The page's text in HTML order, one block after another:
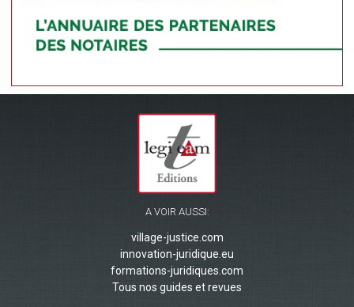
A VOIR AUSSI:
village-justice.com
innovation-juridique.eu
formations-juridiques.com
Tous nos guides et revues